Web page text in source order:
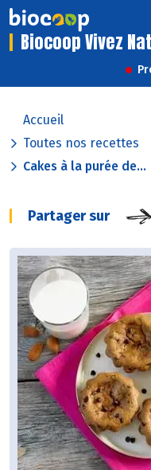
Biocoop Vivez
Accueil
Toutes nos recettes
Cakes à la purée de...
Partager sur